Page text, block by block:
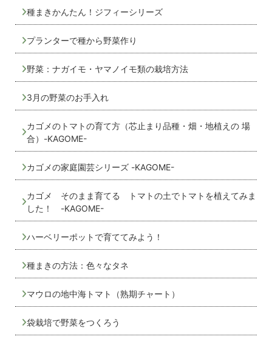
種まきかんたん！ジフィーシリーズ
プランターで種から野菜作り
野菜：ナガイモ・ヤマノイモ類の栽培方法
3月の野菜のお手入れ
カゴメのトマトの育て方（芯止まり品種・畑・地植えの 場
合）-KAGOME-
カゴメの家庭園芸シリーズ -KAGOME-
カゴメ そのまま育てる トマトの土でトマトを植えてみま
した！ -KAGOME-
ハーベリーポットで育ててみよう！
種まきの方法：色々なタネ
マウロの地中海トマト（熟期チャート）
袋栽培で野菜をつくろう